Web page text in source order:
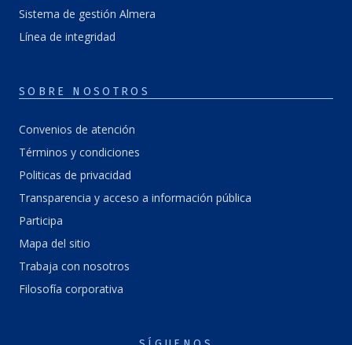
Sistema de gestión Almera
Línea de integridad
SOBRE NOSOTROS
Convenios de atención
Términos y condiciones
Politicas de privacidad
Transparencia y acceso a información pública
Participa
Mapa del sitio
Trabaja con nosotros
Filosofía corporativa